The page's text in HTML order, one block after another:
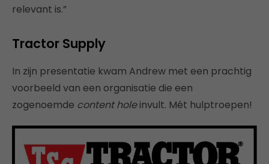
relevant is.”
Tractor Supply
In zijn presentatie kwam Andrew met een prachtig
voorbeeld van een organisatie die een
zogenoemde content holeinvult. Mét hulptroepen!